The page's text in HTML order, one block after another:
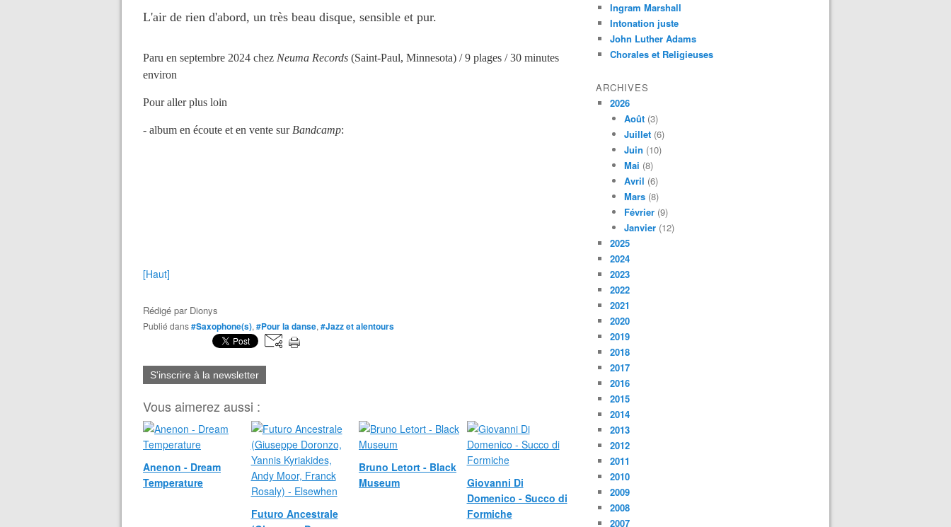
L'air de rien d'abord, un très beau disque, sensible et pur.
Paru en septembre 2024 chez Neuma Records (Saint-Paul, Minnesota) / 9 plages / 30 minutes
environ
Pour aller plus loin
- album en écoute et en vente sur Bandcamp:
[Haut]
Rédigé par Dionys
Publié dans#Saxophone(s), #Pour la danse, #Jazz et alentours
S'inscrire à la newsletter
Vous aimerez aussi :
Anenon - Dream
Temperature
Futuro Ancestrale
Bruno Letort - Black
Museum
Giovanni Di
Domenico - Succo di
Formiche
Ingram Marshall
Intonation juste
John Luther Adams
Chorales et Religieuses
ARCHIVES
2026
Août (3)
Juillet (6)
Juin (10)
Mai (8)
Avril (6)
Mars (8)
Février (9)
Janvier (12)
2025
2024
2023
2022
2021
2020
2019
2018
2017
2016
2015
2014
2013
2012
2011
2010
2009
2008
2007